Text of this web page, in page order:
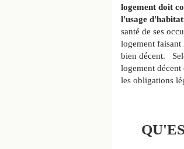
logement doit
l'usage
santé de ses
logement faisant
bien décent.
logement décent
les obligations